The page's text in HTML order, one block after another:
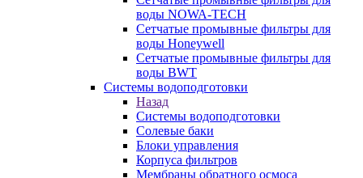
воды NOWA-TECH
Сетчатые промывные фильтры для
воды Honeywell
Сетчатые промывные фильтры для
воды BWT
Системы водоподготовки
Назад
Системы водоподготовки
Солевые баки
Блоки управления
Корпуса фильтров
Мембраны обратного осмоса